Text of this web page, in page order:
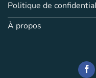
Politique de
À propos